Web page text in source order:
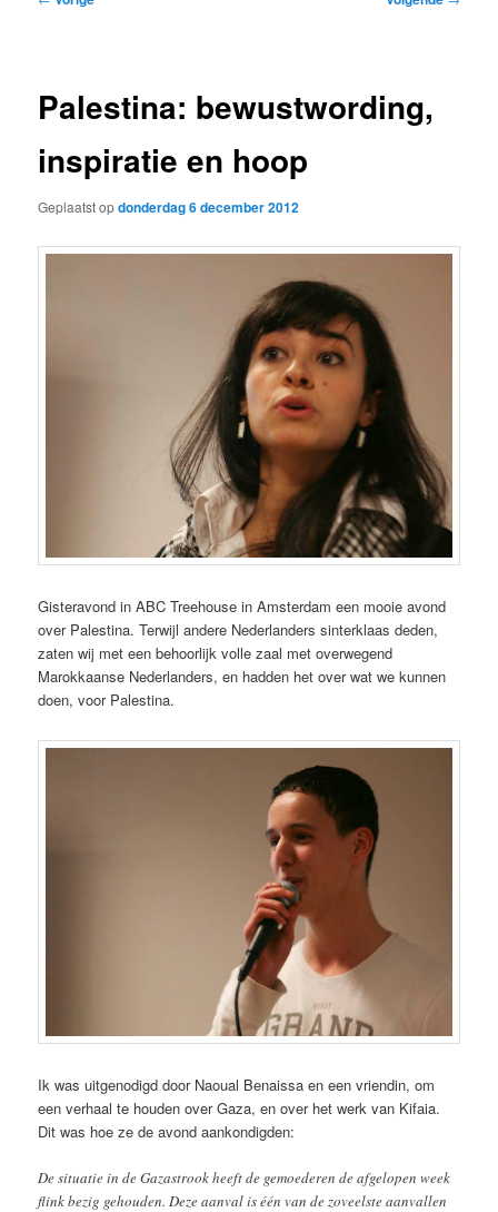
Palestina: bewustwording,
inspiratie en hoop
Geplaatst opdonderdag 6 december 2012
Gisteravond in ABC Treehouse in Amsterdam een mooie avond
over Palestina. Terwijl andere Nederlanders sinterklaas deden,
zaten wij met een behoorlijk volle zaal met overwegend
Marokkaanse Nederlanders, en hadden het over wat we kunnen
doen, voor Palestina.
Ik was uitgenodigd door Naoual Benaissa en een vriendin, om
een verhaal te houden over Gaza, en over het werk van Kifaia.
Dit was hoe ze de avond aankondigden:
De situatie in de Gazastrook heeft de gemoederen de afgelopen week
flink bezig gehouden. Deze aanval is één van de zoveelste aanvallen